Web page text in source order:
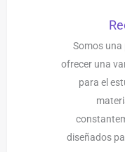
Somos una
ofrecer una
para el
diseñados